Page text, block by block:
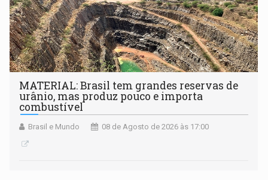
MATERIAL: Brasil tem grandes reservas de
urânio, mas produz pouco e importa
combustível
Brasil e Mundo 08 de Agosto de 2026 às 17:00